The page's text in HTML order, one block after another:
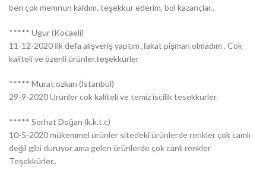
ben çok memnun kaldım. teşekkür ederim, bol kazançlar..
***** Ugur (Kocaeli)
11-12-2020 İlk defa alışveriş yaptım ,fakat pişman olmadım . Cok
kaliteli ve özenli ürünler.teşekkürler
***** Murat ozkan (İstanbul)
29-9-2020 Ürünler cok kaliteli ve temiz iscilik tesekkurler.
***** Serhat Doğan (k.k.t.c)
10-5-2020 mükemmel ürünler sitedeki ürünlerde renkler çok camlı
değil gibi duruyor ama gelen ürünlerde çok canlı renkler
Teşekkürler..